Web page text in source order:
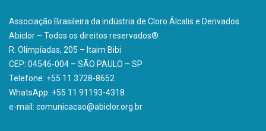
Associação Brasileira da indústria de Cloro Álcalis e Derivados
Abiclor – Todos os direitos reservados®
R. Olimpíadas, 205 – Itaim Bibi
CEP: 04546-004 – SÃO PAULO – SP
Telefone: +55 11 3728-8652
WhatsApp: +55 11 91193-4318
e-mail: comunicacao@abiclor.org.br